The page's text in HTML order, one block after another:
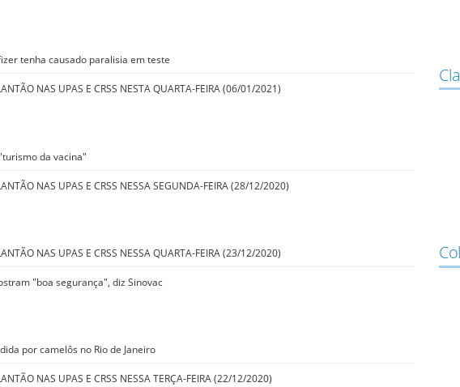
tenha causado paralisia em teste
NAS UPAS E CRSS NESTA QUARTA-FEIRA (06/01/2021)
da vacina"
NAS UPAS E CRSS NESSA SEGUNDA-FEIRA (28/12/2020)
NAS UPAS E CRSS NESSA QUARTA-FEIRA (23/12/2020)
"boa segurança", diz Sinovac
por camelôs no Rio de Janeiro
NAS UPAS E CRSS NESSA TERÇA-FEIRA (22/12/2020)